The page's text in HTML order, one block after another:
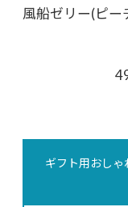
風船ゼリー(ピー
ギフト用おし